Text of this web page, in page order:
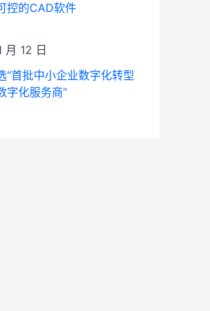
控的CAD软件
“首批中小企业数字化转型
字化服务商”
月 12 日